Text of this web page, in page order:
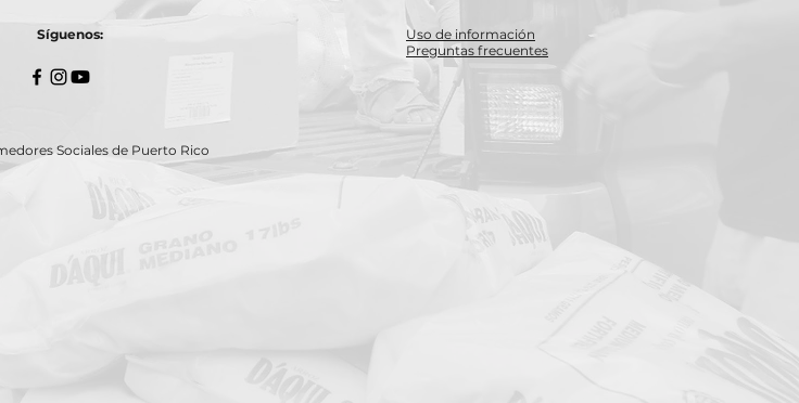
Síguenos:
Uso de información
Preguntas frecuentes
Sociales de Puerto Rico